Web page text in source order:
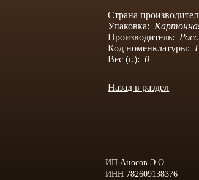
Страна
Упаковка:
Производитель:
Код номенклатуры:
Вес (г.): 0
Назад в раздел
ИП Аносов Э.О.
ИНН 782609138376